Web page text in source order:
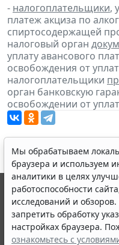
- налогоплательщики,
платеж акциза по
спиртосодержащей
налоговый орган
уплату авансового
освобождения от
налогоплательщики
орган банковскую
освобождении от
Мы обрабатываем
браузера и используем
аналитики в целях
работоспособности
исследований и
запретить обработку
настройках браузера.
ознакомьтесь с
© ООО "НПП "ГАРАНТ-
выпускается с 1990
являются участниками
информации ГАРАНТ.